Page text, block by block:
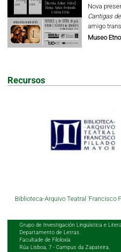
Nova
Cantigas
amigo
Museo
Recursos
Biblioteca-Arquivo Teatral 'Francisco
Grupo de Investigación Lingüística e
Departamento de Letras.
Facultade de Filoloxía
Rúa Lisboa, 7 - Campus da Zapateira,